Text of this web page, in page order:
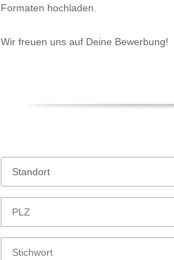
Formaten hochladen.
Wir freuen uns auf Deine Bewerbung!
Standort